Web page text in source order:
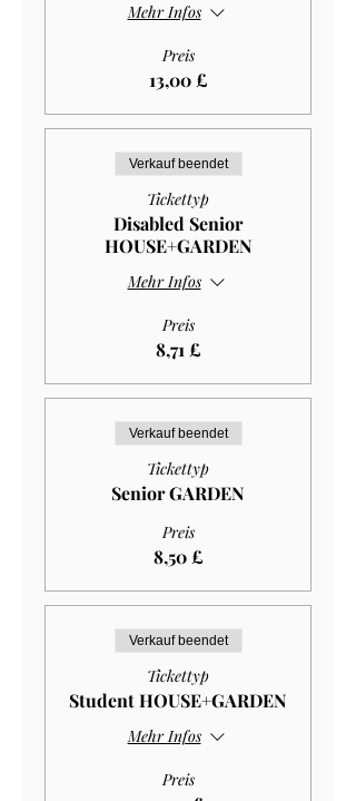
Mehr Infos
Preis
13,00 £
Verkauf beendet
Tickettyp
Disabled Senior
HOUSE+GARDEN
Mehr Infos
Preis
8,71 £
Verkauf beendet
Tickettyp
Senior GARDEN
Preis
8,50 £
Verkauf beendet
Tickettyp
Student HOUSE+GARDEN
Mehr Infos
Preis